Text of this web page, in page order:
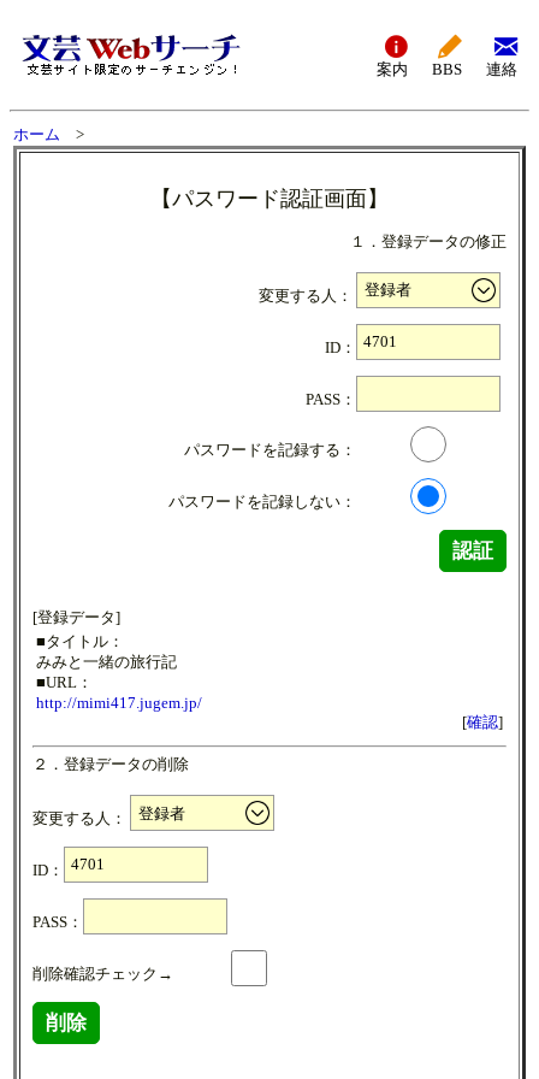
案内 BBS 連絡
ホーム >
【パスワード認証画面】
１．登録データの修正
変更する人：
ID：
PASS：
パスワードを記録する：
パスワードを記録しない：
認証
[登録データ]
■タイトル：
みみと一緒の旅行記
■URL：
http://mimi417.jugem.jp/
[確認]
２．登録データの削除
変更する人：
ID：
PASS：
削除確認チェック→
削除